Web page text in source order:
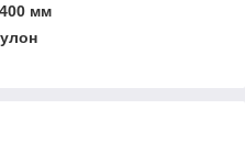
мм